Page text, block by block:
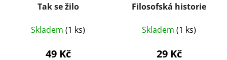
Tak se žilo
Skladem (1 ks)
49 Kč
Filosofská historie
Skladem (1 ks)
29 Kč